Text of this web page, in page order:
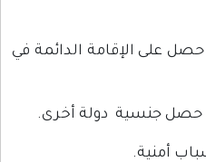
على الإقامة الدائمة في